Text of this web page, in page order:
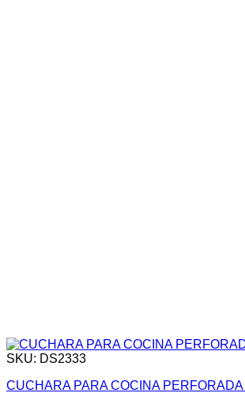
SKU: DS2333
CUCHARA PARA COCINA